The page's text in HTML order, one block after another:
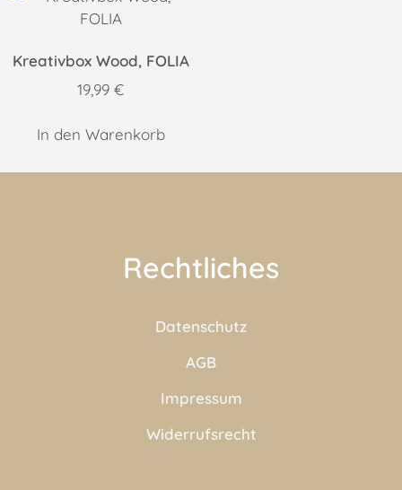
Kreativbox Wood, FOLIA
19,99 €
In den Warenkorb
Rechtliches
Datenschutz
AGB
Impressum
Widerrufsrecht